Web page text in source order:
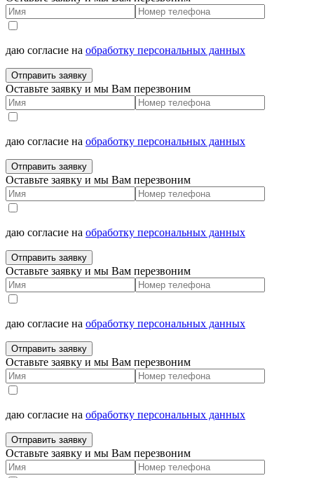
даю согласие на обработку персональных данных
Отправить заявку
Оставьте заявку и мы Вам перезвоним
даю согласие на обработку персональных данных
Отправить заявку
Оставьте заявку и мы Вам перезвоним
даю согласие на обработку персональных данных
Отправить заявку
Оставьте заявку и мы Вам перезвоним
даю согласие на обработку персональных данных
Отправить заявку
Оставьте заявку и мы Вам перезвоним
даю согласие на обработку персональных данных
Отправить заявку
Оставьте заявку и мы Вам перезвоним